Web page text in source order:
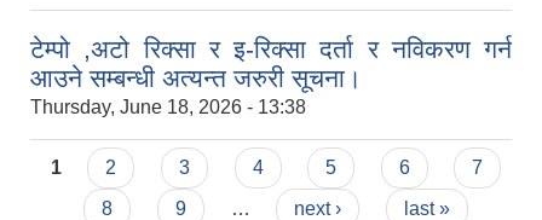
टेम्पो ,अटो रिक्सा र इ-रिक्सा दर्ता र नविकरण गर्न
आउने सम्बन्धी अत्यन्त जरुरी सूचना।
Thursday, June 18, 2026 - 13:38
Pages
1 2 3 4 5 6
7
8
9 … next › last »